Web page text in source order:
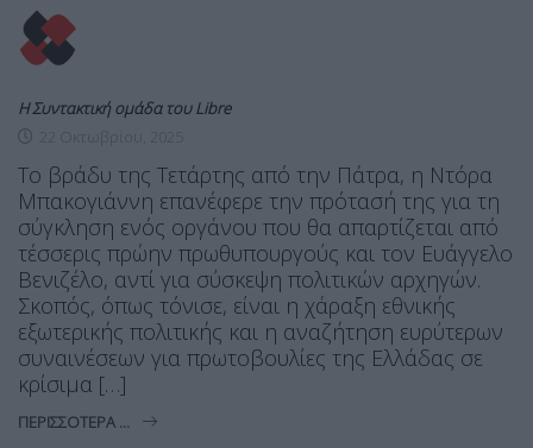
Η Συντακτική ομάδα του Libre
22 Οκτωβρίου, 2025
Το βράδυ της Τετάρτης από την Πάτρα, η Ντόρα
Μπακογιάννη επανέφερε την πρότασή της για τη
σύγκληση ενός οργάνου που θα απαρτίζεται από
τέσσερις πρώην πρωθυπουργούς και τον Ευάγγελο
Βενιζέλο, αντί για σύσκεψη πολιτικών αρχηγών.
Σκοπός, όπως τόνισε, είναι η χάραξη εθνικής
εξωτερικής πολιτικής και η αναζήτηση ευρύτερων
συναινέσεων για πρωτοβουλίες της Ελλάδας σε
κρίσιμα […]
ΠΕΡΙΣΣΌΤΕΡΑ ...